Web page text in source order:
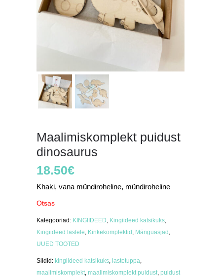
Maalimiskomplekt puidust
dinosaurus
18.50€
Khaki, vana mündiroheline, mündiroheline
Otsas
Kategooriad: KINGIIDEED, Kingiideed katsikuks,
Kingiideed lastele, Kinkekomplektid , Mänguasjad ,
UUED TOOTED
Sildid: kingiideed katsikuks, lastetuppa,
maalimiskomplekt, maalimiskomplekt puidust, puidust